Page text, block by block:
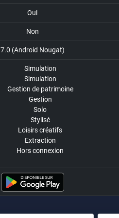
Oui
Non
7.0 (Android Nougat)
Simulation
Simulation
Gestion de patrimoine
Gestion
Solo
Stylisé
Loisirs créatifs
Extraction
Hors connexion